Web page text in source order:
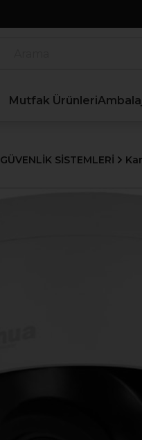
Mutfak Ürünleri
GÜVENLİK SİSTEMLERİ